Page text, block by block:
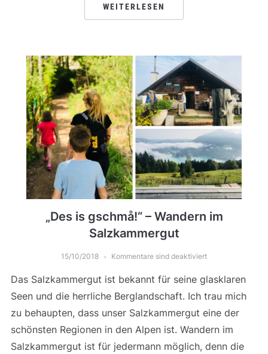
WEITERLESEN
„Des is gschmå!“ – Wandern im
Salzkammergut
15/10/2018 Kommentare sind deaktiviert
Das Salzkammergut ist bekannt für seine glasklaren
Seen und die herrliche Berglandschaft. Ich trau mich
zu behaupten, dass unser Salzkammergut eine der
schönsten Regionen in den Alpen ist. Wandern im
Salzkammergut ist für jedermann möglich, denn die